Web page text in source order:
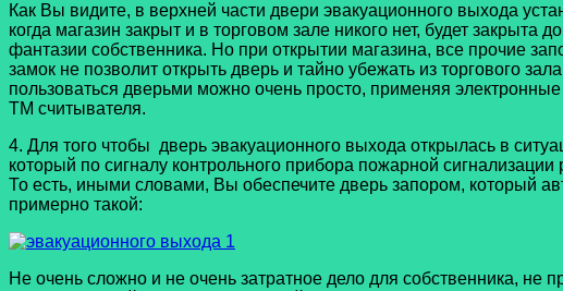
Как Вы видите, в верхней части двери эвакуационного выхода
когда магазин закрыт и в торговом зале никого нет, будет
фантазии собственника. Но при открытии магазина, все прочие
замок не позволит открыть дверь и тайно убежать из торгового
пользоваться дверьми можно очень просто, применяя
ТМ считывателя.
4. Для того чтобы дверь эвакуационного выхода открылась в
который по сигналу контрольного прибора пожарной
То есть, иными словами, Вы обеспечите дверь запором, который
примерно такой:
Не очень сложно и не очень затратное дело для собственника,